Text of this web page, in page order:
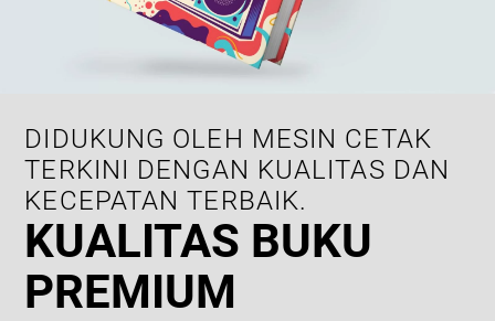
DIDUKUNG OLEH MESIN CETAK
TERKINI DENGAN KUALITAS DAN
KECEPATAN TERBAIK.
KUALITAS BUKU
PREMIUM